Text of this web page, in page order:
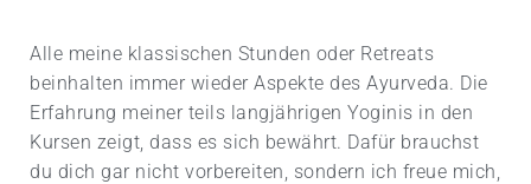
Alle meine klassischen Stunden oder Retreats
beinhalten immer wieder Aspekte des Ayurveda. Die
Erfahrung meiner teils langjährigen Yoginis in den
Kursen zeigt, dass es sich bewährt. Dafür brauchst
du dich gar nicht vorbereiten, sondern ich freue mich,